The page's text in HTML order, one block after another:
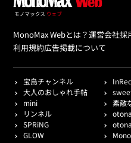
MonoMax Webとは？運営会社採
利用規約広告掲載について
宝島チャンネル
大人のおしゃれ手帖
mini
素敵
リンネル
SPRiNG
GLOW